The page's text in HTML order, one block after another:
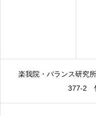
楽我院・バランス研究所
377-2